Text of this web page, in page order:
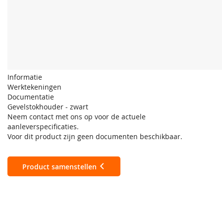
Informatie
Werktekeningen
Documentatie
Gevelstokhouder - zwart
Neem contact met ons op voor de actuele
aanleverspecificaties.
Voor dit product zijn geen documenten beschikbaar.
Product samenstellen